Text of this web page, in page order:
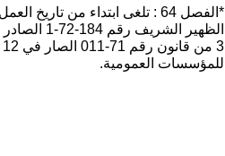
*الفصل 64 : تلغى ابتداء من
للمؤسسات العمومية.